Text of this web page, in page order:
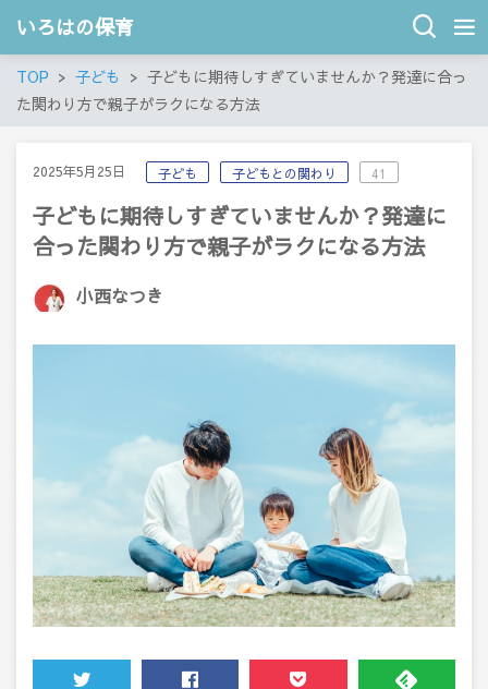
いろはの保育
TOP 子ども
子どもに期待しすぎていませんか？発達に合っ
た関わり方で親子がラクになる方法
2025年5月25日 子ども 子どもとの関わり 41
子どもに期待しすぎていませんか？発達に
合った関わり方で親子がラクになる方法
小西なつき